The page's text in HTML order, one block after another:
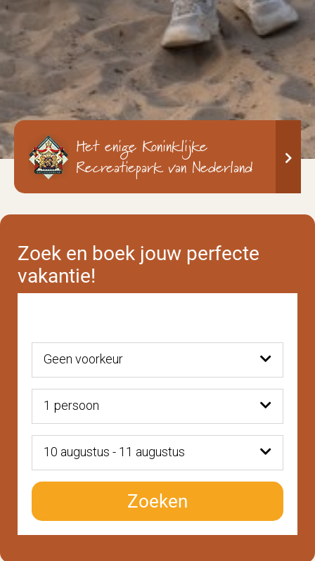
Het enige Koninklijke
Recreatiepark van Nederland
Zoek en boek jouw perfecte
vakantie!
Geen voorkeur
1 persoon
10 augustus - 11 augustus
Zoeken